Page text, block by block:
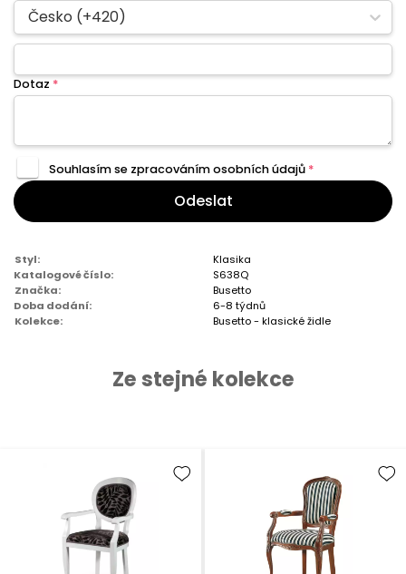
Česko (+420)
Dotaz *
Souhlasím se zpracovánímosobních údajů *
Odeslat
Styl:
Klasika
Katalogové číslo:
S638Q
Značka:
Busetto
Doba dodání:
6-8 týdnů
Kolekce:
Busetto - klasické židle
Ze stejné kolekce